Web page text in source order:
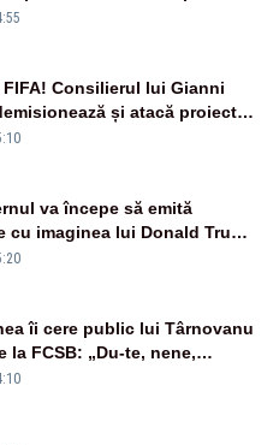
porcine africane
Consilierul lui Gianni
și atacă proiectul
străini
va începe să emită
cu imaginea lui Donald Trump
8 august
îi cere public lui Târnovanu
la FCSB: „Du-te, nene,